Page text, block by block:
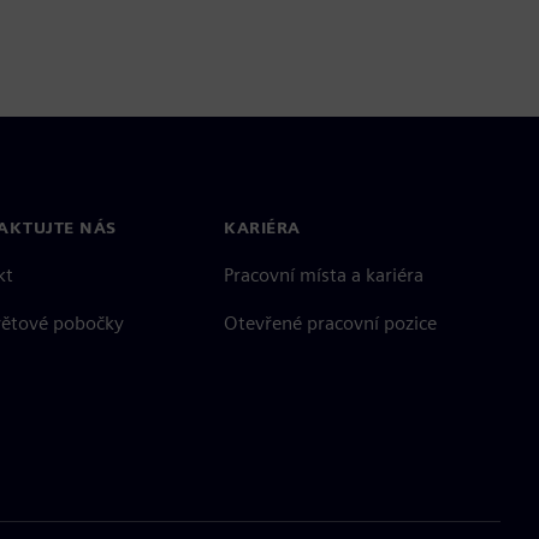
NÁS
pobočky
KARIÉRA
Pracovní místa a kariéra
Otevřené pracovní pozice